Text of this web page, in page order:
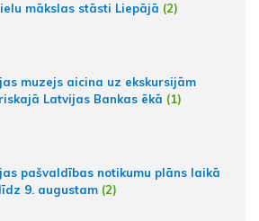
mākslas stāsti Liepājā (2)
muzejs aicina uz ekskursijām
Latvijas Bankas ēkā (1)
pašvaldības notikumu plāns laikā
9. augustam (2)